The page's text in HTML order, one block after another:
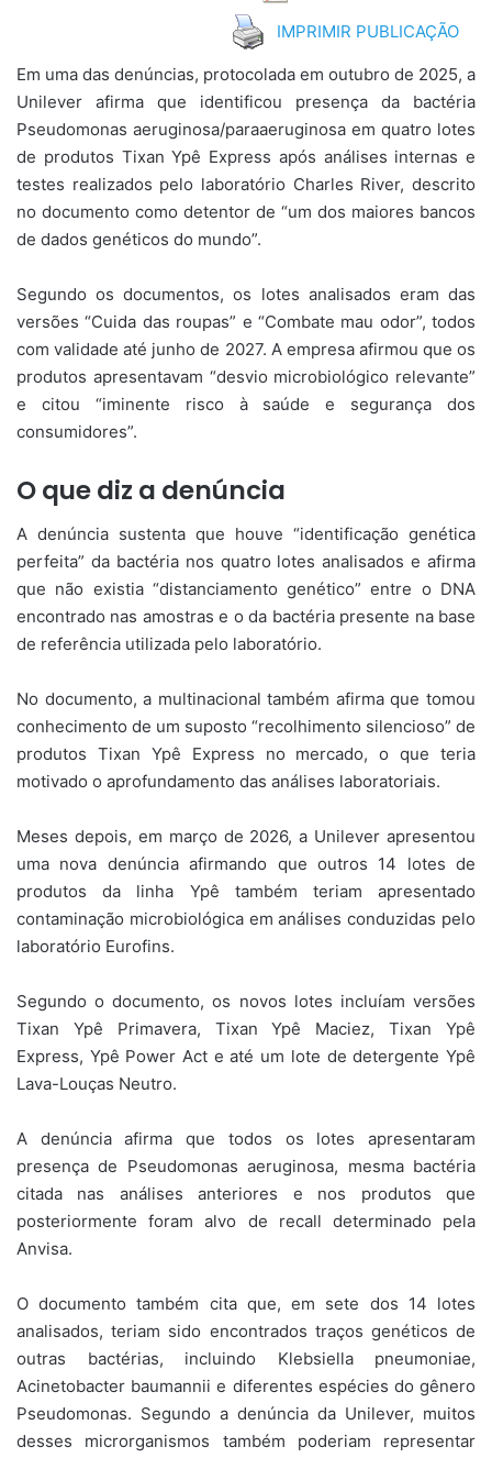
IMPRIMIR PUBLICAÇÃO
Em uma das denúncias, protocolada em outubro de 2025, a
Unilever afirma que identificou presença da bactéria
Pseudomonas aeruginosa/paraaeruginosa em quatro lotes
de produtos Tixan Ypê Express após análises internas e
testes realizados pelo laboratório Charles River, descrito
no documento como detentor de “um dos maiores bancos
de dados genéticos do mundo”.
Segundo os documentos, os lotes analisados eram das
versões “Cuida das roupas” e “Combate mau odor”, todos
com validade até junho de 2027. A empresa afirmou que os
produtos apresentavam “desvio microbiológico relevante”
e citou “iminente risco à saúde e segurança dos
consumidores”.
O que diz a denúncia
A denúncia sustenta que houve “identificação genética
perfeita” da bactéria nos quatro lotes analisados e afirma
que não existia “distanciamento genético” entre o DNA
encontrado nas amostras e o da bactéria presente na base
de referência utilizada pelo laboratório.
No documento, a multinacional também afirma que tomou
conhecimento de um suposto “recolhimento silencioso” de
produtos Tixan Ypê Express no mercado, o que teria
motivado o aprofundamento das análises laboratoriais.
Meses depois, em março de 2026, a Unilever apresentou
uma nova denúncia afirmando que outros 14 lotes de
produtos da linha Ypê também teriam apresentado
contaminação microbiológica em análises conduzidas pelo
laboratório Eurofins.
Segundo o documento, os novos lotes incluíam versões
Tixan Ypê Primavera, Tixan Ypê Maciez, Tixan Ypê
Express, Ypê Power Act e até um lote de detergente Ypê
Lava-Louças Neutro.
A denúncia afirma que todos os lotes apresentaram
presença de Pseudomonas aeruginosa, mesma bactéria
citada nas análises anteriores e nos produtos que
posteriormente foram alvo de recall determinado pela
Anvisa.
O documento também cita que, em sete dos 14 lotes
analisados, teriam sido encontrados traços genéticos de
outras bactérias, incluindo Klebsiella pneumoniae,
Acinetobacter baumannii e diferentes espécies do gênero
Pseudomonas. Segundo a denúncia da Unilever, muitos
desses microrganismos também poderiam representar